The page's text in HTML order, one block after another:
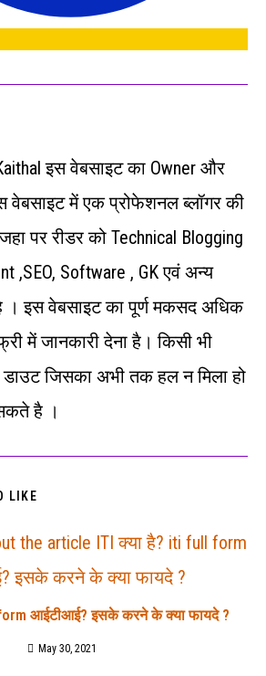
इस वेबसाइट का Owner और
वेबसाइट में एक प्रोफेशनल ब्लॉगर की
पर रीडर को Technical Blogging
,SEO, Software , GK एवं अन्‍य
। इस वेबसाइट का पूर्ण मकसद अधिक
में जानकारी देना है। किसी भी
जिसका अभी तक हल न मिला हो
है ।
LIKE
आईटीआई? इसके करने के क्या फायदे ?
May 30, 2021